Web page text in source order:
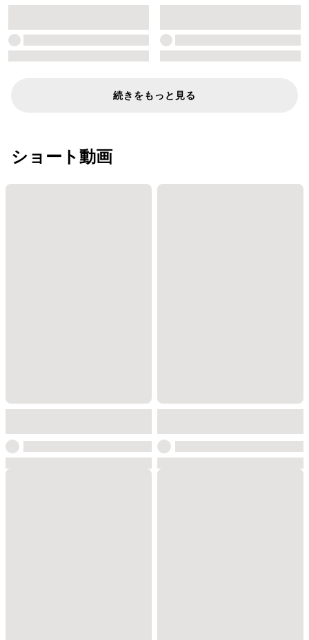
続きをもっと見る
ショート動画